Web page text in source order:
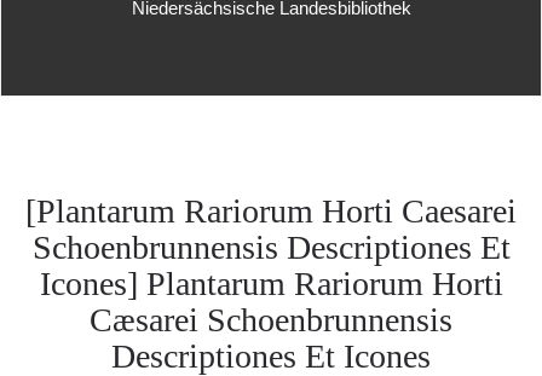
Niedersächsische Landesbibliothek
[Plantarum Rariorum Horti Caesarei
Schoenbrunnensis Descriptiones Et
Icones] Plantarum Rariorum Horti
Cæsarei Schoenbrunnensis
Descriptiones Et Icones